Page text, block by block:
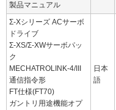
製品マニュアル
Σ-Xシリーズ ACサーボ
ドライブ
Σ-XS/Σ-XWサーボパッ
ク
MECHATROLINK-4/III
通信指令形
FT仕様(FT70)
ガントリ用途機能オプ
日本
語